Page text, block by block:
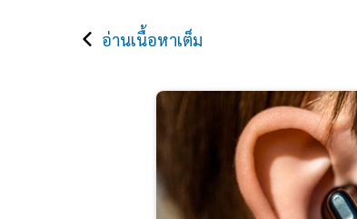
อ่านเนื้อหาเต็ม